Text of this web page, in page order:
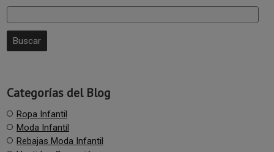
Categorías del Blog
Ropa Infantil
Moda Infantil
Rebajas Moda Infantil